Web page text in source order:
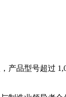
品型号超过